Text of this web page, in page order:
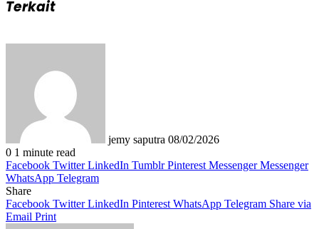
Terkait
jemy saputra 08/02/2026
0 1 minute read
Facebook Twitter LinkedIn Tumblr Pinterest Messenger Messenger
WhatsApp Telegram
Share
Facebook Twitter LinkedIn Pinterest WhatsApp Telegram Share via
Email Print